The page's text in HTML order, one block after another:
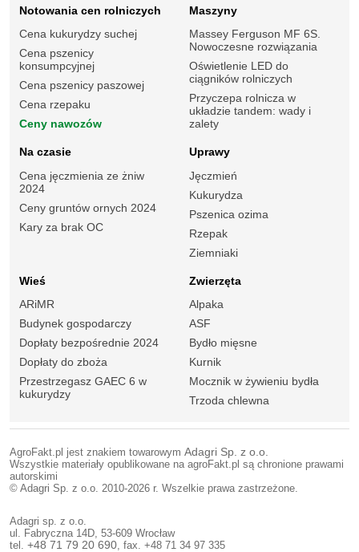
Notowania cen rolniczych
Cena kukurydzy suchej
Cena pszenicy
konsumpcyjnej
Cena pszenicy paszowej
Cena rzepaku
Ceny nawozów
Maszyny
Massey Ferguson MF 6S.
Nowoczesne rozwiązania
Oświetlenie LED do
ciągników rolniczych
Przyczepa rolnicza w
układzie tandem: wady i
zalety
Na czasie
Cena jęczmienia ze żniw
2024
Ceny gruntów ornych 2024
Kary za brak OC
Uprawy
Jęczmień
Kukurydza
Pszenica ozima
Rzepak
Ziemniaki
Wieś
ARiMR
Budynek gospodarczy
Dopłaty bezpośrednie 2024
Dopłaty do zboża
Przestrzegasz GAEC 6 w
kukurydzy
Zwierzęta
Alpaka
ASF
Bydło mięsne
Kurnik
Mocznik w żywieniu bydła
Trzoda chlewna
AgroFakt.pl jest znakiem towarowym Adagri Sp. z o.o.
Wszystkie materiały opublikowane na agroFakt.pl są chronione prawami
autorskimi
© Adagri Sp. z o.o. 2010-2026 r. Wszelkie prawa zastrzeżone.
Adagri sp. z o.o.
ul. Fabryczna 14D, 53-609 Wrocław
tel. +48 71 79 20 690 , fax. +48 71 34 97 335